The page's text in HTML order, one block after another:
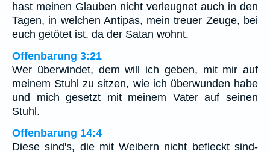
hast meinen Glauben nicht verleugnet auch in den
Tagen, in welchen Antipas, mein treuer Zeuge, bei
euch getötet ist, da der Satan wohnt.
Offenbarung 3:21
Wer überwindet, dem will ich geben, mit mir auf
meinem Stuhl zu sitzen, wie ich überwunden habe
und mich gesetzt mit meinem Vater auf seinen
Stuhl.
Offenbarung 14:4
Diese sind's, die mit Weibern nicht befleckt sind-